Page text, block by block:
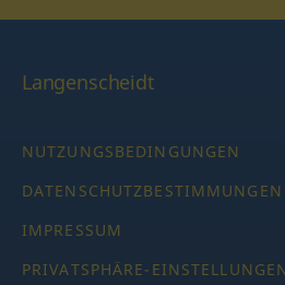
Langenscheidt
NUTZUNGSBEDINGUNGEN
DATENSCHUTZBESTIMMUNGEN
IMPRESSUM
PRIVATSPHÄRE-EINSTELLUNGEN